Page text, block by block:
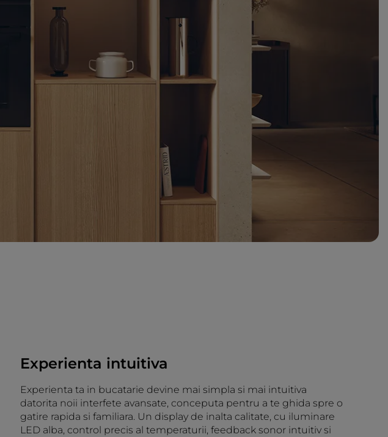
Experienta intuitiva
Experienta ta in bucatarie devine mai simpla si mai intuitiva
datorita noii interfete avansate, conceputa pentru a te ghida spre o
gatire rapida si familiara. Un display de inalta calitate, cu iluminare
LED alba, control precis al temperaturii, feedback sonor intuitiv si